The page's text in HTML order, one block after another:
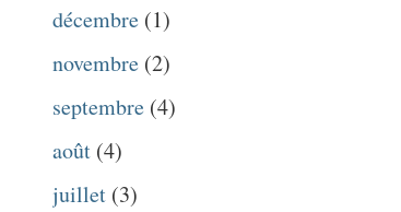
décembre (1)
novembre (2)
septembre (4)
août (4)
juillet (3)